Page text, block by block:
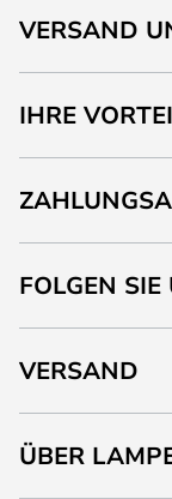
VERSAND
IHRE
FOLGEN
VERSAND
ÜBER